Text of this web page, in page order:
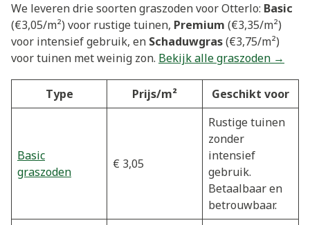
We leveren drie soorten graszoden voor Otterlo: Basic
(€3,05/m²) voor rustige tuinen, Premium (€3,35/m²)
voor intensief gebruik, en Schaduwgras(€3,75/m²)
voor tuinen met weinig zon. Bekijk alle graszoden →
Type Prijs/m² Geschikt voor
Basic
graszoden
€ 3,05
Rustige tuinen
zonder
intensief
gebruik.
Betaalbaar en
betrouwbaar.